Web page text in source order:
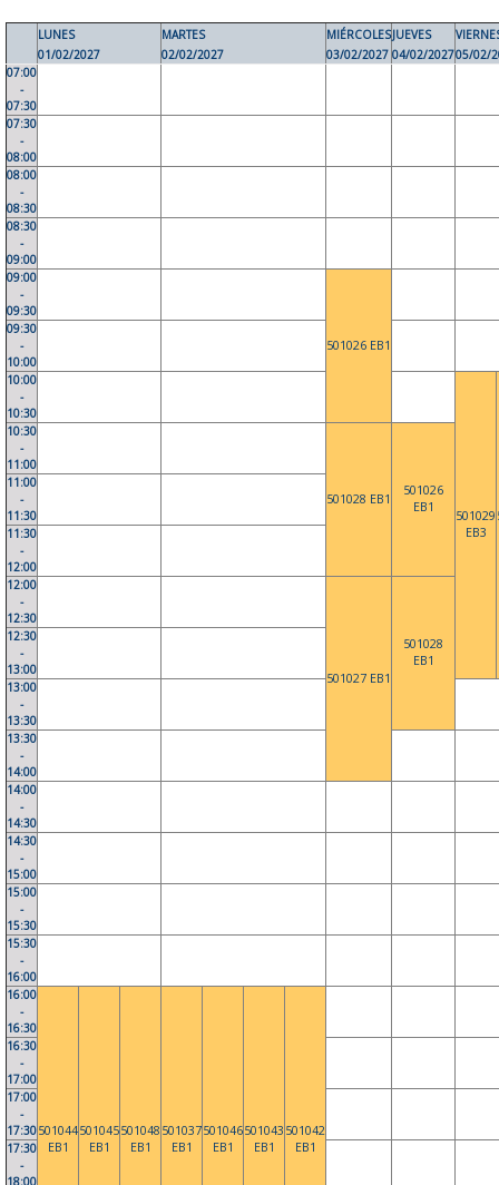
LUNES
01/02/2027
MARTES
02/02/2027
MIÉRCOLES
03/02/2027
JUEVES
04/02/202705/02/
07:00
-
07:30
07:30
-
08:00
08:00
-
08:30
08:30
-
09:00
09:00
-
09:30
501026 EB1
09:30
-
10:00
10:00
-
10:30
501029
EB3
10:30
-
11:00
501028 EB1
501026
EB1
11:00
-
11:30
11:30
-
12:00
12:00
-
12:30
501027 EB1
501028
EB1
12:30
-
13:00
13:00
-
13:30
13:30
-
14:00
14:00
-
14:30
14:30
-
15:00
15:00
-
15:30
15:30
-
16:00
16:00
-
16:30
501044
EB1
501045
EB1
501048
EB1
501037
EB1
501046
EB1
501043
EB1
501042
EB1
16:30
-
17:00
17:00
-
17:30
17:30
-
18:00